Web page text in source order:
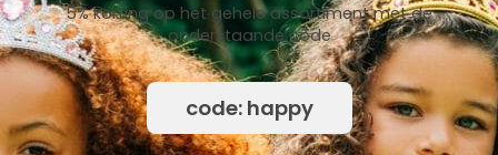
5% korting op het gehele assortiment met de
onderstaande code
code: happy